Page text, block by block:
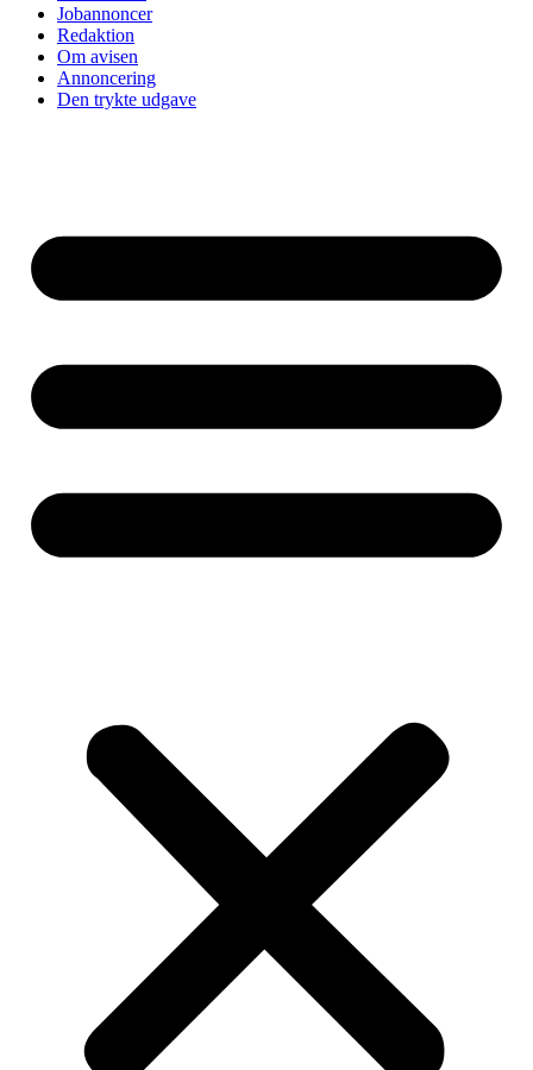
Jobannoncer
Redaktion
Om avisen
Annoncering
Den trykte udgave